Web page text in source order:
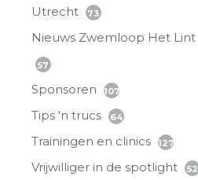
Utrecht
73
Nieuws Zwemloop Het Lint
57
Sponsoren 107
Tips 'n trucs 64
Trainingen en clinics 127
Vrijwilliger in de spotlight 52